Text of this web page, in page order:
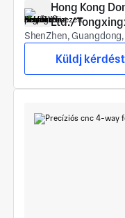
Hong Kong
Ltd./
(Shenzhen)
ShenZhen,
Küldj kérdést